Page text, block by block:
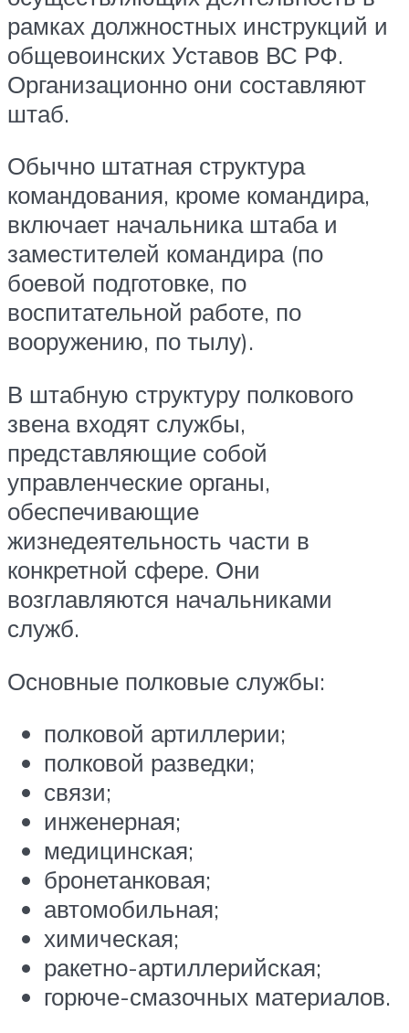
рамках должностных инструкций и
общевоинских Уставов ВС РФ.
Организационно они составляют
штаб.
Обычно штатная структура
командования, кроме командира,
включает начальника штаба и
заместителей командира (по
боевой подготовке, по
воспитательной работе, по
вооружению, по тылу).
В штабную структуру полкового
звена входят службы,
представляющие собой
управленческие органы,
обеспечивающие
жизнедеятельность части в
конкретной сфере. Они
возглавляются начальниками
служб.
Основные полковые службы:
полковой артиллерии;
полковой разведки;
связи;
инженерная;
медицинская;
бронетанковая;
автомобильная;
химическая;
ракетно-артиллерийская;
горюче-смазочных материалов.